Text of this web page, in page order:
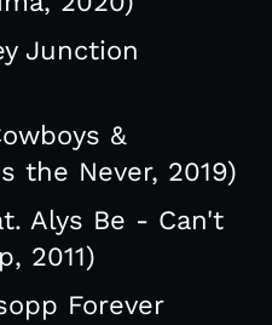
Junction
&
the Never, 2019)
Alys Be - Can't
2011)
Forever